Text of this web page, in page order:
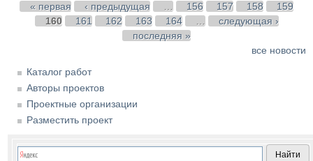
Страницы
« первая ‹ предыдущая … 156 157 158
159
160
161 162 163 164 …
следующая ›
последняя »
все новости
Каталог работ
Авторы проектов
Проектные организации
Разместить проект